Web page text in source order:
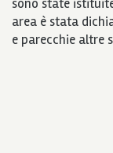
sono state
area è stata
e parecchie altre